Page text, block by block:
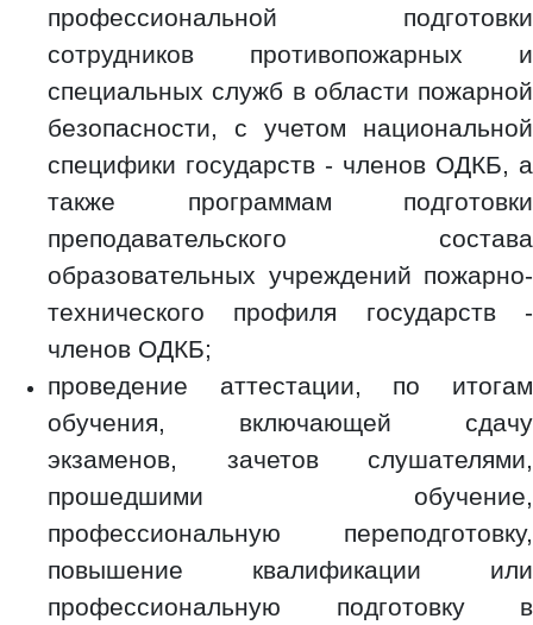
профессиональной подготовки
сотрудников противопожарных и
специальных служб в области пожарной
безопасности, с учетом национальной
специфики государств - членов ОДКБ, а
также программам подготовки
преподавательского состава
образовательных учреждений пожарно-
технического профиля государств -
членов ОДКБ;
проведение аттестации, по итогам
обучения, включающей сдачу
экзаменов, зачетов слушателями,
прошедшими обучение,
профессиональную переподготовку,
повышение квалификации или
профессиональную подготовку в